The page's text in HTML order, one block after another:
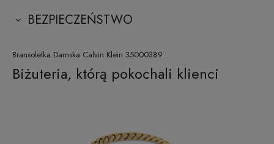
BEZPIECZEŃSTWO
Bransoletka Damska Calvin Klein 35000389
Biżuteria, którą pokochali klienci